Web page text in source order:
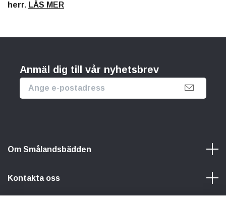
herr. LÄS MER
Anmäl dig till vår nyhetsbrev
Om Smålandsbädden
Kontakta oss